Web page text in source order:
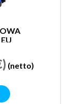
(netto)